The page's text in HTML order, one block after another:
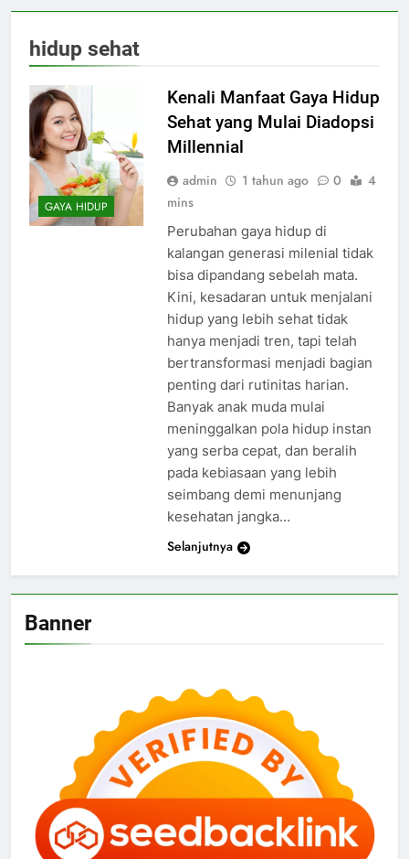
hidup sehat
GAYA HIDUP
Kenali Manfaat Gaya Hidup
Sehat yang Mulai Diadopsi
Millennial
admin 1 tahun ago 0
4
mins
Perubahan gaya hidup di
kalangan generasi milenial tidak
bisa dipandang sebelah mata.
Kini, kesadaran untuk menjalani
hidup yang lebih sehat tidak
hanya menjadi tren, tapi telah
bertransformasi menjadi bagian
penting dari rutinitas harian.
Banyak anak muda mulai
meninggalkan pola hidup instan
yang serba cepat, dan beralih
pada kebiasaan yang lebih
seimbang demi menunjang
kesehatan jangka…
Selanjutnya
Banner